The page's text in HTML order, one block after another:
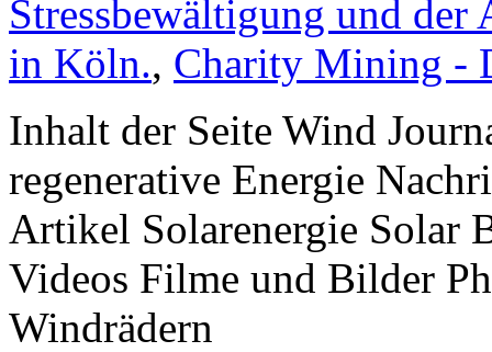
Stressbewältigung und
in Köln., Charity Mining -
Inhalt der Seite Wind
regenerative Energie
Artikel Solarenergie Solar
Videos Filme und Bilder
Windrädern